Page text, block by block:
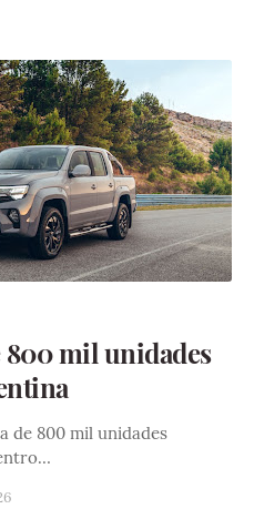
mil unidades
de 800 mil unidades